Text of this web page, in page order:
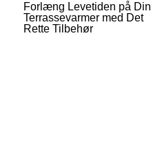
Forlæng Levetiden på Din
Terrassevarmer med Det
Rette Tilbehør